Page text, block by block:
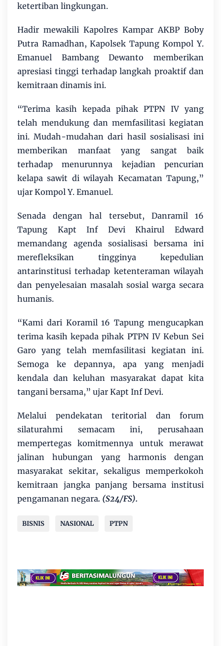
ketertiban lingkungan.
Hadir mewakili Kapolres Kampar AKBP Boby
Putra Ramadhan, Kapolsek Tapung Kompol Y.
Emanuel Bambang Dewanto memberikan
apresiasi tinggi terhadap langkah proaktif dan
kemitraan dinamis ini.
“Terima kasih kepada pihak PTPN IV yang
telah mendukung dan memfasilitasi kegiatan
ini. Mudah-mudahan dari hasil sosialisasi ini
memberikan manfaat yang sangat baik
terhadap menurunnya kejadian pencurian
kelapa sawit di wilayah Kecamatan Tapung,”
ujar Kompol Y. Emanuel.
Senada dengan hal tersebut, Danramil 16
Tapung Kapt Inf Devi Khairul Edward
memandang agenda sosialisasi bersama ini
merefleksikan tingginya kepedulian
antarinstitusi terhadap ketenteraman wilayah
dan penyelesaian masalah sosial warga secara
humanis.
“Kami dari Koramil 16 Tapung mengucapkan
terima kasih kepada pihak PTPN IV Kebun Sei
Garo yang telah memfasilitasi kegiatan ini.
Semoga ke depannya, apa yang menjadi
kendala dan keluhan masyarakat dapat kita
tangani bersama,” ujar Kapt Inf Devi.
Melalui pendekatan teritorial dan forum
silaturahmi semacam ini, perusahaan
mempertegas komitmennya untuk merawat
jalinan hubungan yang harmonis dengan
masyarakat sekitar, sekaligus memperkokoh
kemitraan jangka panjang bersama institusi
pengamanan negara. (S24/FS).
BISNIS NASIONAL PTPN